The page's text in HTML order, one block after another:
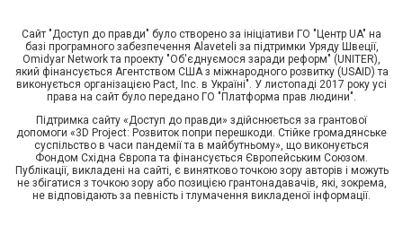
Сайт "Доступ до правди" було створено за ініціативи ГО "Центр UA" на
базі програмного забезпечення Alaveteli за підтримки Уряду Швеції,
Omidyar Network та проекту "Об'єднуємося заради реформ" (UNITER),
який фінансується Агентством США з міжнародного розвитку (USAID) та
виконується організацією Pact, Inc. в Україні". У листопаді 2017 року усі
права на сайт було передано ГО "Платформа прав людини".
Підтримка сайту «Доступ до правди» здійснюється за грантової
допомоги «3D Project: Розвиток попри перешкоди. Стійке громадянське
суспільство в часи пандемії та в майбутньому», що виконується
Фондом Східна Європа та фінансується Європейським Союзом.
Публікації, викладені на сайті, є винятково точкою зору авторів і можуть
не збігатися з точкою зору або позицією грантонадавачів, які, зокрема,
не відповідають за певність і тлумачення викладеної інформації.